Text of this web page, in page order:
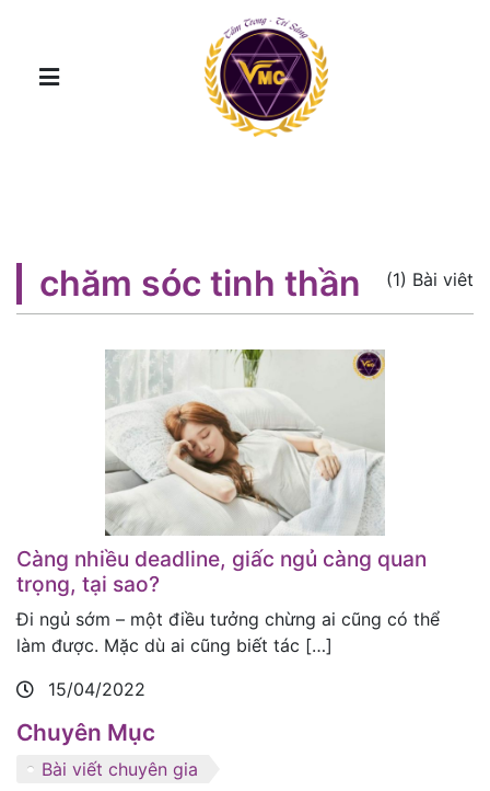
chăm sóc tinh thần (1) Bài viêt
Càng nhiều deadline, giấc ngủ càng quan
trọng, tại sao?
Đi ngủ sớm – một điều tưởng chừng ai cũng có thể
làm được. Mặc dù ai cũng biết tác […]
15/04/2022
Chuyên Mục
Bài viết chuyên gia